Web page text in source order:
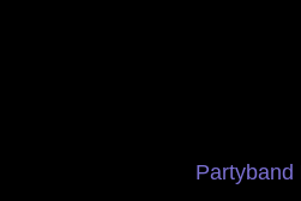
Partyband